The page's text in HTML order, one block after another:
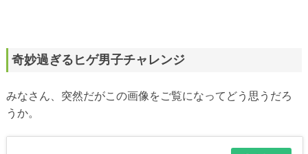
奇妙過ぎるヒゲ男子チャレンジ
みなさん、突然だがこの画像をご覧になってどう思うだろ
うか。